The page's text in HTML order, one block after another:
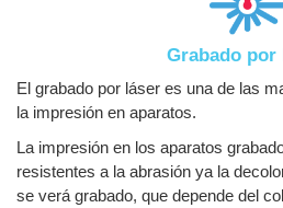
Grabado por
El grabado por láser es una de las
la impresión en aparatos.
La impresión en los aparatos
resistentes a la abrasión ya la
se verá grabado, que depende del